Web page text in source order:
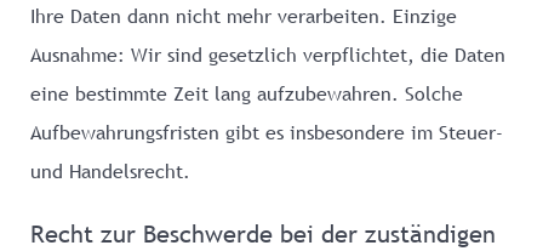
Ihre Daten dann nicht mehr verarbeiten. Einzige
Ausnahme: Wir sind gesetzlich verpflichtet, die Daten
eine bestimmte Zeit lang aufzubewahren. Solche
Aufbewahrungsfristen gibt es insbesondere im Steuer-
und Handelsrecht.
Recht zur Beschwerde bei der zuständigen